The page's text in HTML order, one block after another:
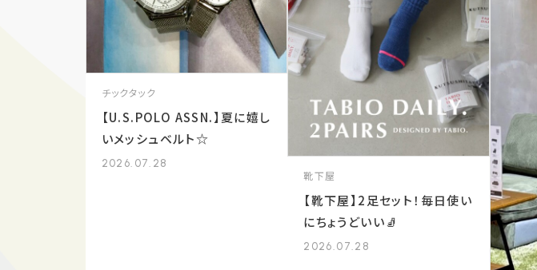
チックタック
【U.S.POLO ASSN.】夏に嬉し
いメッシュベルト☆
2026.07.28
靴下屋
【靴下屋】2足セット！毎日使い
にちょうどいい🧦
2026.07.28